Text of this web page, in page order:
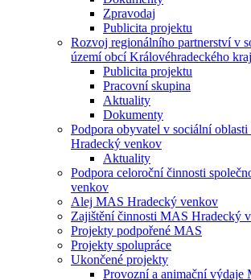
Zpravodaj
Publicita projektu
Rozvoj regionálního partnerství v
území obcí Královéhradeckého
Publicita projektu
Pracovní skupina
Aktuality
Dokumenty
Podpora obyvatel v sociální
Hradecký venkov
Aktuality
Podpora celoroční činnosti
venkov
Alej MAS Hradecký venkov
Zajištění činnosti MAS Hradecký
Projekty podpořené MAS
Projekty spolupráce
Ukončené projekty
Provozní a animační výdaje